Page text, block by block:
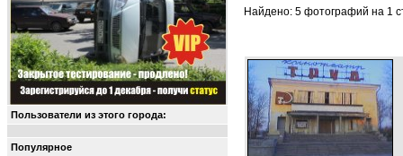
Пользователи из этого города:
Популярное
Найдено: 5 фотографий на 1